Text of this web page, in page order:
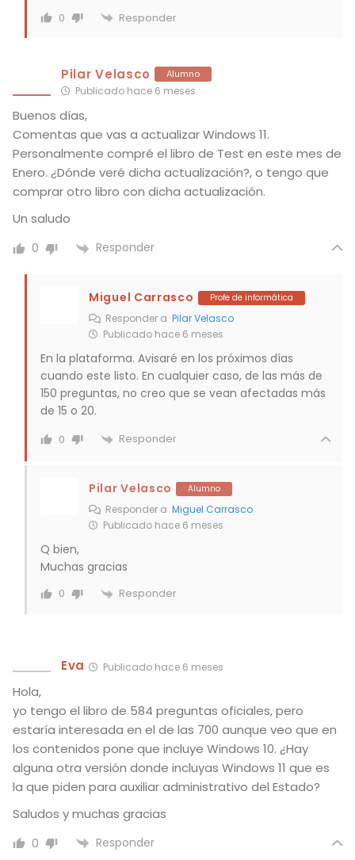
0 Responder
Pilar Velasco Alumno
Publicado hace 6 meses
Buenos días,
Comentas que vas a actualizar Windows 11.
Personalmente compré el libro de Test en este mes de
Enero. ¿Dónde veré dicha actualización?, o tengo que
comprar otro libro con dicha actualización.
Un saludo
0 Responder
Miguel Carrasco Profe de informática
Responder a Pilar Velasco
Publicado hace 6 meses
En la plataforma. Avisaré en los próximos días
cuando este listo. En cualquier caso, de las más de
150 preguntas, no creo que se vean afectadas más
de 15 o 20.
0 Responder
Pilar Velasco Alumno
Responder a Miguel Carrasco
Publicado hace 6 meses
Q bien,
Muchas gracias
0 Responder
Eva Publicado hace 6 meses
Hola,
yo tengo el libro de 584 preguntas oficiales, pero
estaría interesada en el de las 700 aunque veo que en
los contenidos pone que incluye Windows 10. ¿Hay
alguna otra versión donde incluyas Windows 11 que es
la que piden para auxiliar administrativo del Estado?
Saludos y muchas gracias
0 Responder